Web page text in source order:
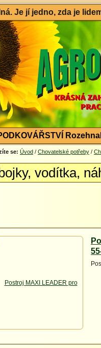
Je jí jedno, zda je
Rozehnal
se: Úvod / Chovatelské potřeby /
vodítka,